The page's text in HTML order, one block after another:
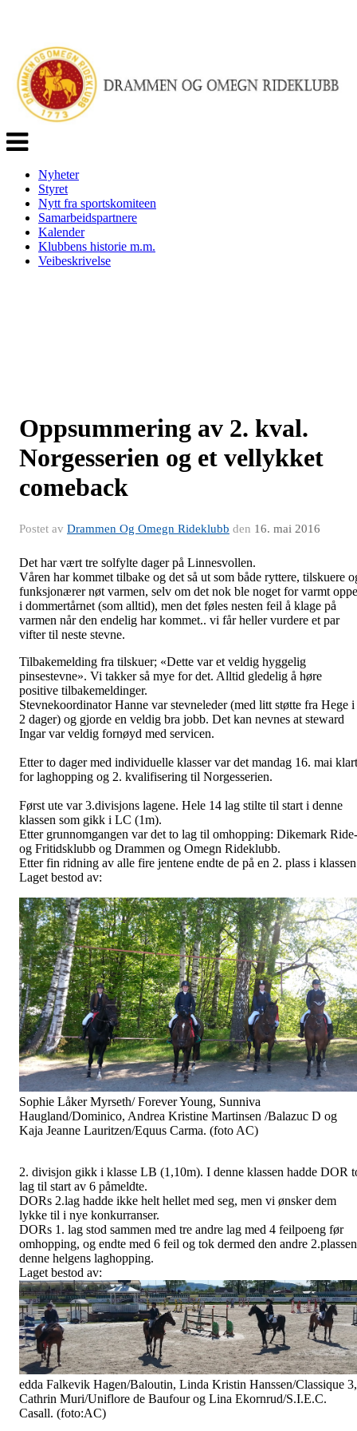
Veksle
navigasjon
Nyheter
Styret
Nytt fra sportskomiteen
Samarbeidspartnere
Kalender
Klubbens historie m.m.
Veibeskrivelse
Oppsummering av 2. kval.
Norgesserien og et vellykket
comeback
Postet av Drammen Og Omegn Rideklubb den 16. mai 2016
Det har vært tre solfylte dager på Linnesvollen.
Våren har kommet tilbake og det så ut som både ryttere, tilskuere
funksjonærer nøt varmen, selv om det nok ble noget for varmt oppe
i dommertårnet (som alltid), men det føles nesten feil å klage på
varmen når den endelig har kommet.. vi får heller vurdere et par
vifter til neste stevne.
Tilbakemelding fra tilskuer; «Dette var et veldig hyggelig
pinsestevne». Vi takker så mye for det. Alltid gledelig å høre
positive tilbakemeldinger.
Stevnekoordinator Hanne var stevneleder (med litt støtte fra Hege i
2 dager) og gjorde en veldig bra jobb. Det kan nevnes at steward
Ingar var veldig fornøyd med servicen.
Etter to dager med individuelle klasser var det mandag 16. mai klart
for laghopping og 2. kvalifisering til Norgesserien.
Først ute var 3.divisjons lagene. Hele 14 lag stilte til start i denne
klassen som gikk i LC (1m).
Etter grunnomgangen var det to lag til omhopping: Dikemark Ride-
og Fritidsklubb og Drammen og Omegn Rideklubb.
Etter fin ridning av alle fire jentene endte de på en 2. plass i
Laget bestod av:
Sophie Låker Myrseth/ Forever Young, Sunniva
Haugland/Dominico, Andrea Kristine Martinsen /Balazuc D og
Kaja Jeanne Lauritzen/Equus Carma. (foto AC)
2. divisjon gikk i klasse LB (1,10m). I denne klassen hadde DOR
lag til start av 6 påmeldte.
DORs 2.lag hadde ikke helt hellet med seg, men vi ønsker dem
lykke til i nye konkurranser.
DORs 1. lag stod sammen med tre andre lag med 4 feilpoeng før
omhopping, og endte med 6 feil og tok dermed den andre
denne helgens laghopping.
Laget bestod av:
edda Falkevik Hagen/Baloutin, Linda Kristin Hanssen/Classique 3,
Cathrin Muri/Uniflore de Baufour og Lina Ekornrud/S.I.E.C.
Casall. (foto:AC)